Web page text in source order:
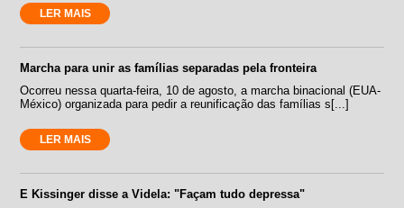
LER MAIS
Marcha para unir as famílias separadas pela fronteira
Ocorreu nessa quarta-feira, 10 de agosto, a marcha binacional (EUA-
México) organizada para pedir a reunificação das famílias s[...]
LER MAIS
E Kissinger disse a Videla: "Façam tudo depressa"